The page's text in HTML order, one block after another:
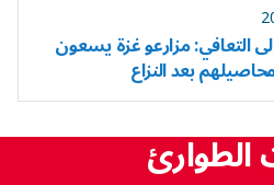
التعافي: مزارعو غزة يسعون
بعد النزاع
الطوارئ